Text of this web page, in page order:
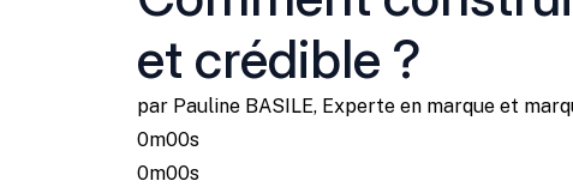
et crédible ?
par Pauline BASILE, Experte en marque et
0m00s
0m00s